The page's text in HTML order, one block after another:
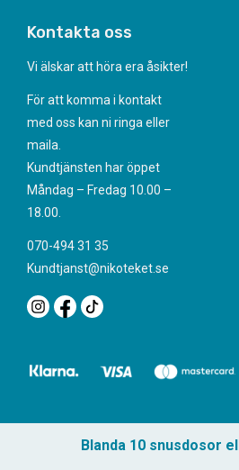
Kontakta oss
Vi älskar att höra era åsikter!
För att komma i kontakt
med oss kan ni ringa eller
maila.
Kundtjänsten har öppet
Måndag – Fredag 10.00 –
18.00.
070-494 31 35
Kundtjanst@nikoteket.se
Blanda 10 snusdosor